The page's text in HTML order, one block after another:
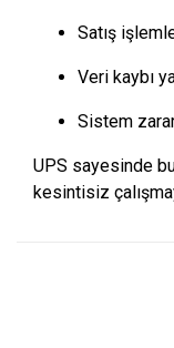
Satış
Veri kaybı
Sistem
UPS sayesinde
kesintisiz